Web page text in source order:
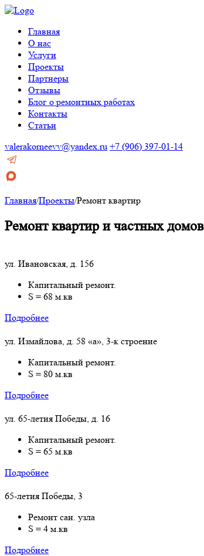
Главная
О нас
Услуги
Проекты
Партнеры
Отзывы
Блог о ремонтных работах
Контакты
Статьи
valerakorneevv@yandex.ru +7 (906) 397-01-14
Главная/Проекты/Ремонт квартир
Ремонт квартир и частных домов
ул. Ивановская, д. 156
Капитальный ремонт.
S = 68 м.кв
Подробнее
ул. Измайлова, д. 58 «а», 3-к строение
Капитальный ремонт.
S = 80 м.кв
Подробнее
ул. 65-летия Победы, д. 16
Капитальный ремонт.
S = 65 м.кв
Подробнее
65-летия Победы, 3
Ремонт сан. узла
S = 4 м.кв
Подробнее